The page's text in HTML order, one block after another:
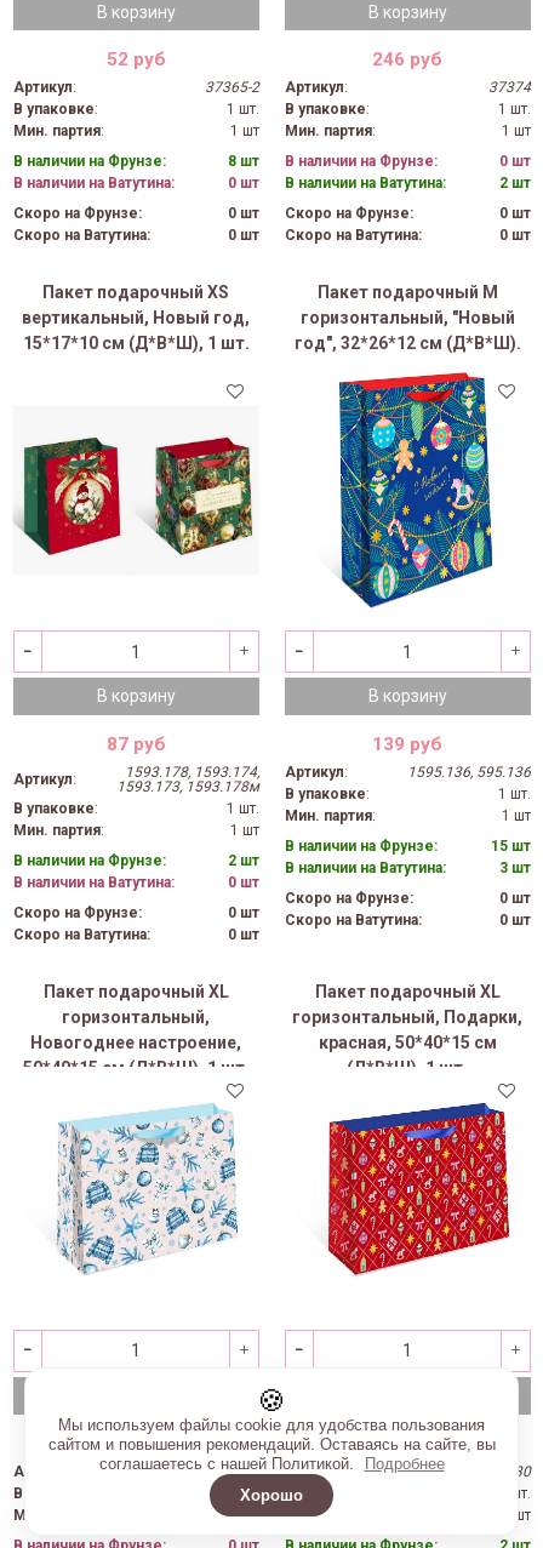
В корзину
52 руб
Артикул:
37365-2
В упаковке:
1 шт.
Мин. партия:
1 шт
В наличии на Фрунзе:
8 шт
В наличии на Ватутина:
0 шт
Скоро на Фрунзе:
0 шт
Скоро на Ватутина:
0 шт
В корзину
246 руб
Артикул:
37374
В упаковке:
1 шт.
Мин. партия:
1 шт
В наличии на Фрунзе:
0 шт
В наличии на Ватутина:
2 шт
Скоро на Фрунзе:
0 шт
Скоро на Ватутина:
0 шт
Пакет подарочный XS
вертикальный, Новый год,
15*17*10 см (Д*В*Ш), 1 шт.
В корзину
87 руб
Артикул:
1593.178, 1593.174,
1593.173, 1593.178м
В упаковке:
1 шт.
Мин. партия:
1 шт
В наличии на Фрунзе:
2 шт
В наличии на Ватутина:
0 шт
Скоро на Фрунзе:
0 шт
Скоро на Ватутина:
0 шт
Пакет подарочный M
горизонтальный, "Новый
год", 32*26*12 см (Д*В*Ш).
В корзину
139 руб
Артикул:
1595.136, 595.136
В упаковке:
1 шт.
Мин. партия:
1 шт
В наличии на Фрунзе:
15 шт
В наличии на Ватутина:
3 шт
Скоро на Фрунзе:
0 шт
Скоро на Ватутина:
0 шт
Пакет подарочный ХL
горизонтальный,
Новогоднее настроение,
50*40*15 см (Д*В*Ш), 1 шт.
264 руб
Артикул
1327.940
В упаковке
1 шт.
Мин. партия
1 шт
Пакет подарочный ХL
горизонтальный, Подарки,
красная, 50*40*15 см
(Д*В*Ш), 1 шт.
264 руб
Артикул:
1327.930
В упаковке
1 шт.
Мин. партия
1 шт
🍪
Мы используем файлы cookie для удобства пользования
сайтом и повышения рекомендаций. Оставаясь на сайте, вы
соглашаетесь с нашей Политикой.
Подробнее
Хорошо